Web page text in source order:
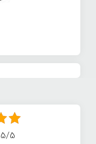
5/5 - (4 امتیاز)